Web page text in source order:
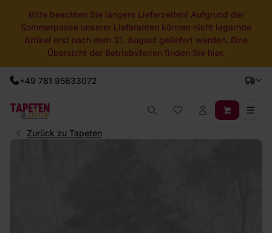
Bitte beachten Sie längere Lieferzeiten! Aufgrund der
Sommerpause unserer Lieferanten können nicht lagernde
Artikel erst nach dem 31. August geliefert werden. Eine
Übersicht der Betriebsferien finden Sie hier.
+49 781 95633072
Zurück zu Tapeten